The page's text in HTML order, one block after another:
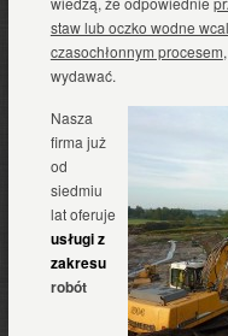
staw lub oczko wodne
czasochłonnym procesem
wydawać.
Nasza
firma już
od
siedmiu
lat oferuje
usługi z
zakresu
robót